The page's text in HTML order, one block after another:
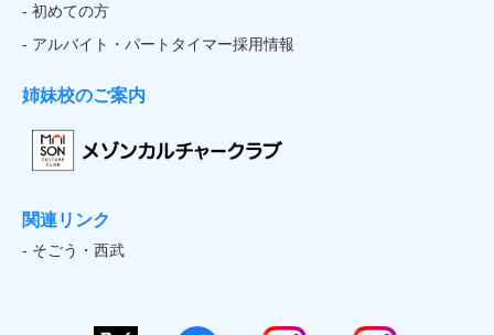
- 初めての方
- アルバイト・パートタイマー採用情報
姉妹校のご案内
関連リンク
- そごう・西武